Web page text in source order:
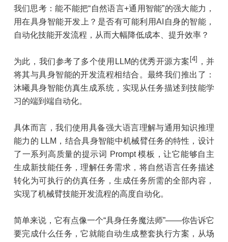
我们思考：能不能把“自然语言+通用智能”的强大能力，
用在具身智能开发上？是否有可能利用AI自身的智能，
自动化技能开发流程，从而大幅降低成本、提升效率？
为此，我们参考了多个使用LLM的优秀开源方案 [4] ，并
将其与具身智能的开发流程相结合。最终我们推出了：
沐曦具身智能仿真生成系统，实现从任务描述到技能学
习的端到端自动化。
具体而言，我们使用具备强大语言理解与通用知识推理
能力的 LLM，结合具身智能中机械臂任务的特性，设计
了一系列高质量的提示词 Prompt 模板，让它能够自主
生成新技能任务，理解任务需求，将自然语言任务描述
转化为可执行的仿真任务，生成任务所需的全部内容，
实现了机械臂技能开发流程的高度自动化。
简单来说，它有点像一个“具身任务魔法师”——你告诉它
要完成什么任务，它就能自动生成整套执行方案，从场